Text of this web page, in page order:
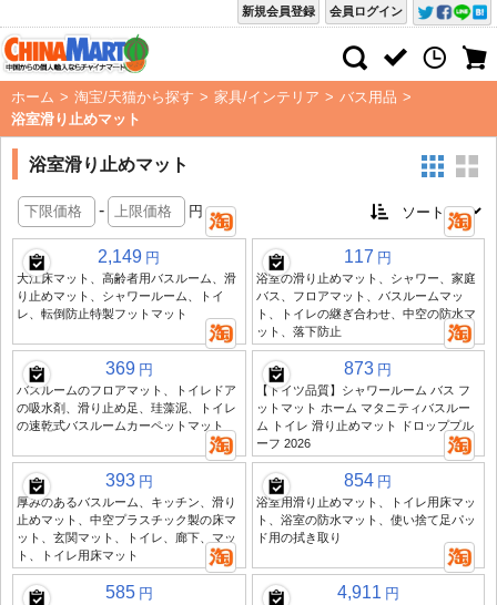
会員ログイン
新規会員登録
ホーム > 淘宝/天猫から探す > 家具/インテリア > バス用品 >
浴室滑り止めマット
浴室滑り止めマット
- 円
2,149 円
大江床マット、高齢者用バスルーム、滑
り止めマット、シャワールーム、トイ
レ、転倒防止特製フットマット
117 円
浴室の滑り止めマット、シャワー、家庭
バス、フロアマット、バスルームマッ
ト、トイレの継ぎ合わせ、中空の防水マ
ット、落下防止
369 円
バスルームのフロアマット、トイレドア
の吸水剤、滑り止め足、珪藻泥、トイレ
の速乾式バスルームカーペットマット
873 円
【ドイツ品質】シャワールーム バス フ
ットマット ホーム マタニティバスルー
ム トイレ 滑り止めマット ドロッププル
ーフ 2026
393 円
厚みのあるバスルーム、キッチン、滑り
止めマット、中空プラスチック製の床マ
ット、玄関マット、トイレ、廊下、マッ
ト、トイレ用床マット
854 円
浴室用滑り止めマット、トイレ用床マッ
ト、浴室の防水マット、使い捨て足パッ
ド用の拭き取り
585 円 4,911 円